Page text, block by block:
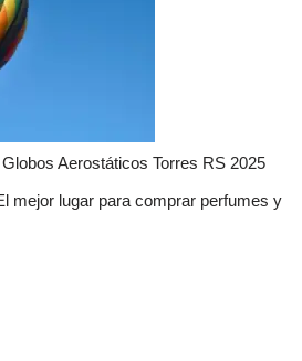
Aerostáticos Torres RS 2025
mejor lugar para comprar perfumes y